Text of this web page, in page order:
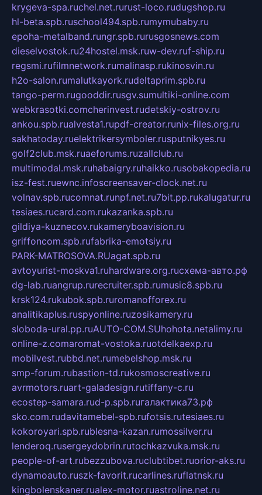
krygeva-spa.ruchel.net.rurust-loco.rudugshop.ru
hl-beta.spb.ruschool494.spb.rumymubaby.ru
epoha-metalband.rungr.spb.rurusgosnews.com
dieselvostok.ru24hostel.msk.ruw-dev.ruf-ship.ru
regsmi.rufilmnetwork.rumalinasp.rukinosvin.ru
h2o-salon.rumalutkayork.rudeltaprim.spb.ru
tango-perm.rugooddir.rusgv.sumultiki-online.com
webkrasotki.comcherinvest.rudetskiy-ostrov.ru
ankou.spb.rualvesta1.rupdf-creator.runix-files.org.ru
sakhatoday.ruelektrikersymboler.rusputnikyes.ru
golf2club.msk.ruaeforums.ruzallclub.ru
multimodal.msk.ruhabaigry.ruhaikko.rusobakopedia.ru
isz-fest.ruewnc.infoscreensaver-clock.net.ru
volnav.spb.rucomnat.runpf.net.ru7bit.pp.rukalugatur.ru
tesiaes.rucard.com.rukazanka.spb.ru
gildiya-kuznecov.rukameryboavision.ru
griffoncom.spb.rufabrika-emotsiy.ru
PARK-MATROSOVA.RUagat.spb.ru
avtoyurist-moskva1.ruhardware.org.ruсхема-авто.рф
dg-lab.ruangrup.rurecruiter.spb.rumusic8.spb.ru
krsk124.rukubok.spb.ruromanofforex.ru
analitikaplus.ruspyonline.ruzosikamery.ru
sloboda-ural.pp.ruAUTO-COM.SUhohota.netalimy.ru
online-z.comaromat-vostoka.ruotdelkaexp.ru
mobilvest.rubbd.net.rumebelshop.msk.ru
smp-forum.rubastion-td.rukosmoscreative.ru
avrmotors.ruart-galadesign.rutiffany-c.ru
ecostep-samara.rud-p.spb.ruгалактика73.рф
sko.com.rudavitamebel-spb.rufotsis.rutesiaes.ru
kokoroyari.spb.rublesna-kazan.rumossilver.ru
lenderoq.rusergeydobrin.rutochkazvuka.msk.ru
people-of-art.rubezzubova.ruclubtibet.ruorior-aks.ru
dynamoauto.ruszk-favorit.rucarlines.ruflatnsk.ru
kingbolenskaner.rualex-motor.ruastroline.net.ru